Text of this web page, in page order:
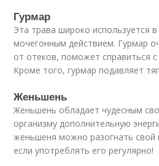
Гурмар
Эта трава широко используется
мочегонным действием. Гурмар
от отеков, поможет справиться
Кроме того, гурмар подавляет
Женьшень
Женьшень обладает чудесным
организму дополнительную
женьшеня можно разогнать свой
если употреблять его регулярно!